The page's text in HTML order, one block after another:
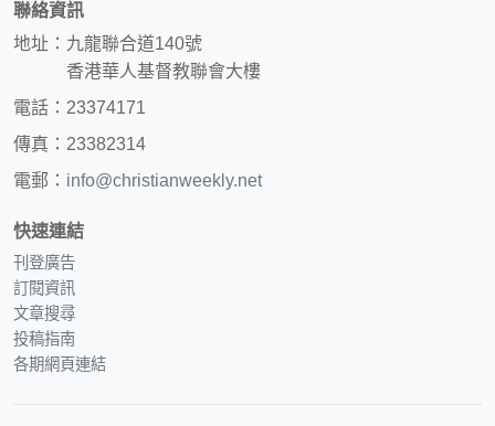
聯絡資訊
地址：九龍聯合道140號
香港華人基督教聯會大樓
電話：23374171
傳真：23382314
電郵： info@christianweekly.net
快速連結
刊登廣告
訂閱資訊
文章搜尋
投稿指南
各期網頁連結